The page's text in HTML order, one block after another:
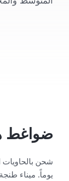
ضواغط
يوماً. ميناء